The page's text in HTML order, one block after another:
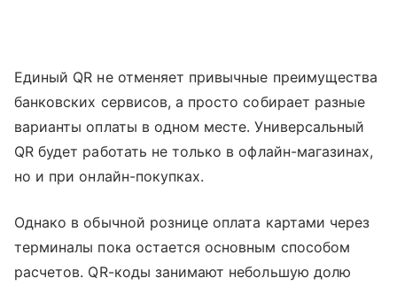
Единый QR не отменяет привычные преимущества
банковских сервисов, а просто собирает разные
варианты оплаты в одном месте. Универсальный
QR будет работать не только в офлайн-магазинах,
но и при онлайн-покупках.
Однако в обычной рознице оплата картами через
терминалы пока остается основным способом
расчетов. QR-коды занимают небольшую долю